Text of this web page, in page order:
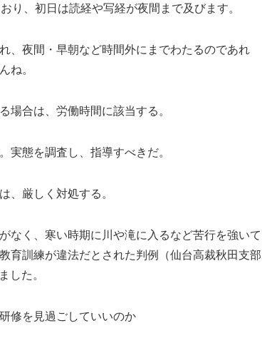
り、初日は読経や写経が夜間まで及びます。
、夜間・早朝など時間外にまでわたるのであれ
ね。
合は、労働時間に該当する。
態を調査し、指導すべきだ。
、厳しく対処する。
なく、寒い時期に川や滝に入るなど苦行を強いて
育訓練が違法だとされた判例（仙台高裁秋田支部
した。
修を見過ごしていいのか